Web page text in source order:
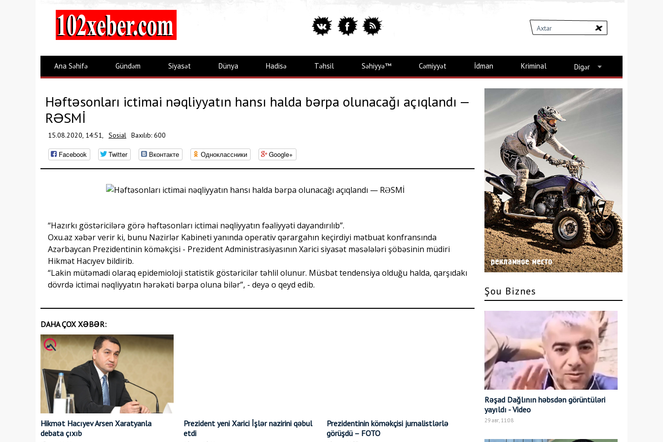
Ana Səhifə Gündəm Siyasət Dünya Hadisə Təhsil Səhiyyə™ Cəmiyyət İdman Kriminal Digər
Həftəsonları ictimai nəqliyyatın hansı halda bərpa olunacağı açıqlandı —
RƏSMİ
15.08.2020, 14:51, Sosial Baxılıb: 600
Facebook Twitter Вконтакте Одноклассники Google+
“Hazırkı göstəricilərə görə həftəsonları ictimai nəqliyyatın fəaliyyəti dayandırılıb”.
Oxu.az xəbər verir ki, bunu Nazirlər Kabineti yanında operativ qərargahın keçirdiyi mətbuat konfransında
Azərbaycan Prezidentinin köməkçisi - Prezident Administrasiyasının Xarici siyasət məsələləri şöbəsinin müdiri
Hikmət Hacıyev bildirib.
“Lakin mütəmadi olaraq epidemioloji statistik göstəricilər təhlil olunur. Müsbət tendensiya olduğu halda, qarşıdakı
dövrdə ictimai nəqliyyatın hərəkəti bərpa oluna bilər”, - deyə o qeyd edib.
DAHA ÇOX XƏBƏR:
Hikmət Hacıyev Arsen Xaratyanla
debata çıxıb
Prezident yeni Xarici İşlər nazirini qəbul
etdi
Prezidentinin köməkçisi jurnalistlərlə
görüşdü – FOTO
Şou Biznes
Rəşad Dağlının həbsdən görüntüləri
yayıldı - Video
29 авг, 11:08